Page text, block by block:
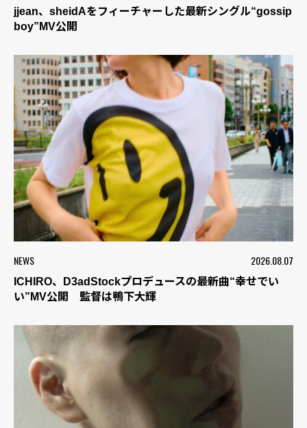
jjean、sheidAをフィーチャーした最新シングル“gossip
boy”MV公開
NEWS 2026.08.07
ICHIRO、D3adStockプロデュースの最新曲“幸せでい
い”MV公開 監督は鴨下大輝